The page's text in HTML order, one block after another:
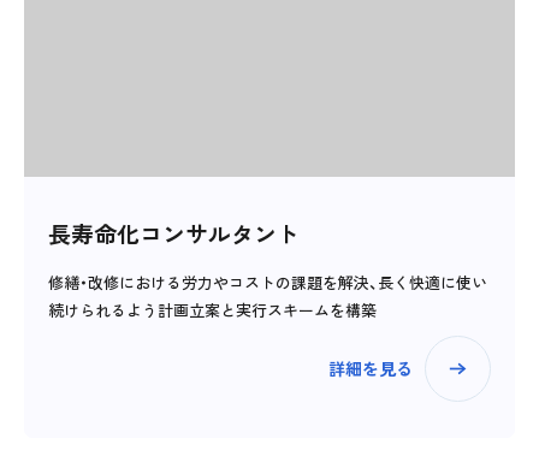
長寿命化コンサルタント
修繕・改修における労力やコストの課題を解決、長く快適に使い
続けられるよう計画立案と実行スキームを構築
詳細を見る